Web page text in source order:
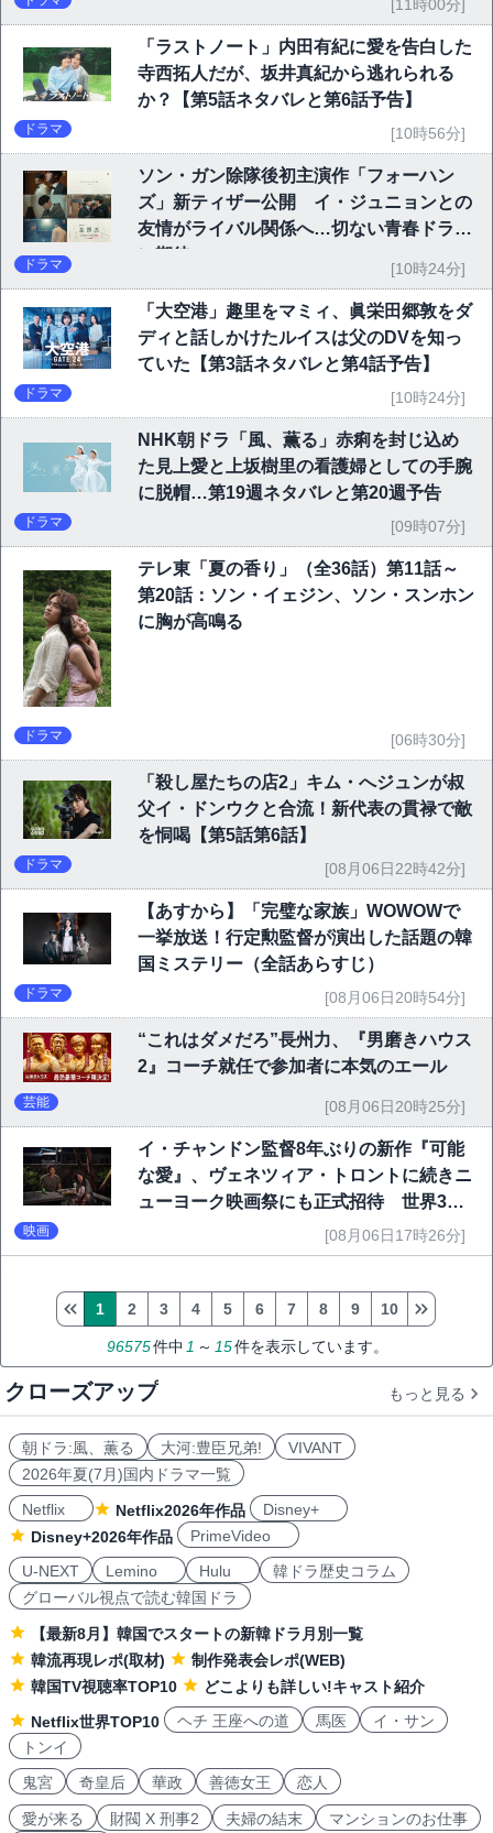
[11時00分]
「ラストノート」内田有紀に愛を告白した
寺西拓人だが、坂井真紀から逃れられる
か？【第5話ネタバレと第6話予告】
ドラマ [10時56分]
ソン・ガン除隊後初主演作「フォーハン
ズ」新ティザー公開 イ・ジュニョンとの
友情がライバル関係へ…切ない青春ドラマ
に期待
ドラマ [10時24分]
「大空港」趣里をマミィ、眞栄田郷敦をダ
ディと話しかけたルイスは父のDVを知っ
ていた【第3話ネタバレと第4話予告】
ドラマ [10時24分]
NHK朝ドラ「風、薫る」赤痢を封じ込め
た見上愛と上坂樹里の看護婦としての手腕
に脱帽…第19週ネタバレと第20週予告
ドラマ [09時07分]
テレ東「夏の香り」（全36話）第11話～
第20話：ソン・イェジン、ソン・スンホン
に胸が高鳴る
ドラマ [06時30分]
「殺し屋たちの店2」キム・へジュンが叔
父イ・ドンウクと合流！新代表の貫禄で敵
を恫喝【第5話第6話】
ドラマ [08月06日22時42分]
【あすから】「完璧な家族」WOWOWで
一挙放送！行定勲監督が演出した話題の韓
国ミステリー（全話あらすじ）
ドラマ [08月06日20時54分]
“これはダメだろ”長州力、『男磨きハウス
2』コーチ就任で参加者に本気のエール
芸能 [08月06日20時25分]
イ・チャンドン監督8年ぶりの新作『可能
な愛』、ヴェネツィア・トロントに続きニ
ューヨーク映画祭にも正式招待 世界3大
映画祭で快挙｜Netflix映画
映画 [08月06日17時26分]
96575件中 1 ～ 15件を表示しています。
1 2 3 4 5 6 7 8 9 10
クローズアップ もっと見る
朝ドラ:風、薫る 大河:豊臣兄弟!
VIVANT
2026年夏(7月)国内ドラマ一覧
Netflix
Netflix2026年作品
Disney+
Disney+2026年作品
PrimeVideo
U-NEXT
Lemino Hulu
韓ドラ歴史コラム
グローバル視点で読む韓国ドラ
【最新8月】韓国でスタートの新韓ドラ月別一覧
韓流再現レポ(取材)
制作発表会レポ(WEB)
韓国TV視聴率TOP10
どこよりも詳しい!キャスト紹介
Netflix世界TOP10
ヘチ 王座への道 馬医
イ・サン
トンイ
鬼宮
奇皇后 華政 善徳女王 恋人
愛が来る 財閥 X 刑事2 夫婦の結末 マンションのお仕事